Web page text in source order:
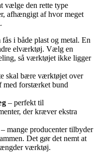
vælge den rette type
afhængigt af hvor meget
i både plast og metal. En
elværktøj. Vælg en
så værktøjet ikke ligger
skal bære værktøjet over
med forstærket bund
– perfekt til
der kræver ekstra
– mange producenter tilbyder
Det gør det nemt at
værktøj.